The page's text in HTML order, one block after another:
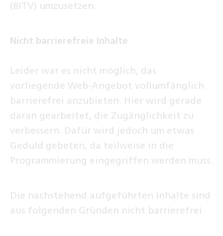
(BITV) umzusetzen.
Nicht barrierefreie Inhalte
Leider war es nicht möglich, das
vorliegende Web-Angebot vollumfänglich
barrierefrei anzubieten. Hier wird gerade
daran gearbeitet, die Zugänglichkeit zu
verbessern. Dafür wird jedoch um etwas
Geduld gebeten, da teilweise in die
Programmierung eingegriffen werden muss.
Die nachstehend aufgeführten Inhalte sind
aus folgenden Gründen nicht barrierefrei